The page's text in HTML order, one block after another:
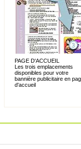
PAGE D'ACCUEIL
Les trois emplacements
disponibles pour votre
bannière publicitaire en
d'accueil